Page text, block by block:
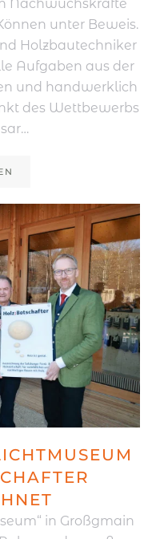
Nachwuchskräfte
unter Beweis.
Holzbautechniker
Aufgaben aus der
und handwerklich
des Wettbewerbs
in Großgmain